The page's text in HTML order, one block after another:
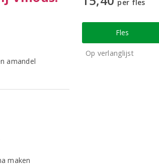
amandel
maken
per fles
Fles
Op verlanglijst